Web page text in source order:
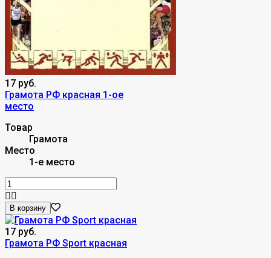
17 руб.
Грамота РФ красная 1-ое
место
Товар
Грамота
Место
1-е место
В корзину
17 руб.
Грамота РФ Sport красная